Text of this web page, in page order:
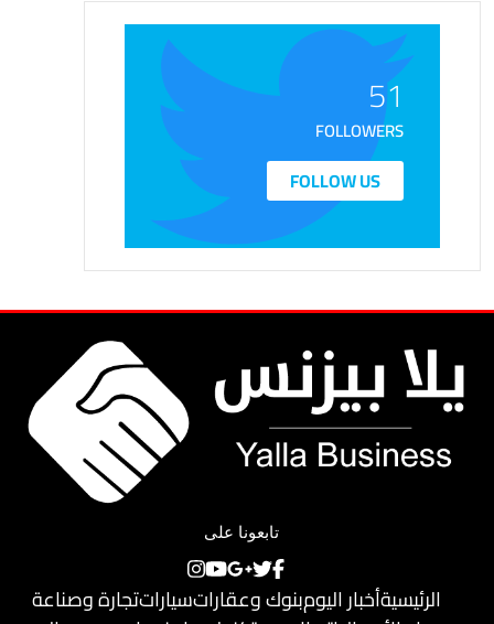
51
FOLLOWERS
FOLLOW US
تابعونا على
الرئيسيةأخبار اليومبنوك وعقاراتسياراتتجارة وصناعة